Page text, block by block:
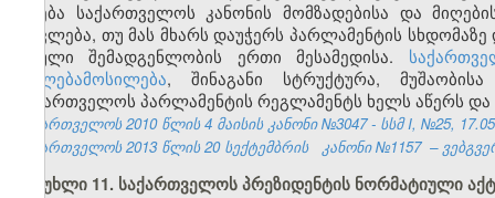
ხდება საქართველოს კანონის მომზადებისა და
ითვლება, თუ მას მხარს დაუჭერს პარლამენტის
სრული შემადგენლობის ერთი მესამედისა.
უფლებამოსილება, შინაგანი სტრუქტურა,
საქართველოს პარლამენტის რეგლამენტს ხელს აწერს
საქართველოს 2010 წლის 4 მაისის კანონი №3047 - სსმ I, №25,
საქართველოს 2013 წლის 20 სექტემბრის
კანონი №1157 –
მუხლი 11. საქართველოს პრეზიდენტის ნორმატიული